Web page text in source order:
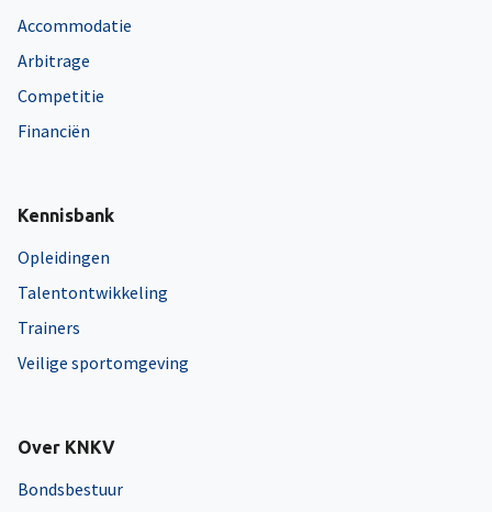
Accommodatie
Arbitrage
Competitie
Financiën
Kennisbank
Opleidingen
Talentontwikkeling
Trainers
Veilige sportomgeving
Over KNKV
Bondsbestuur